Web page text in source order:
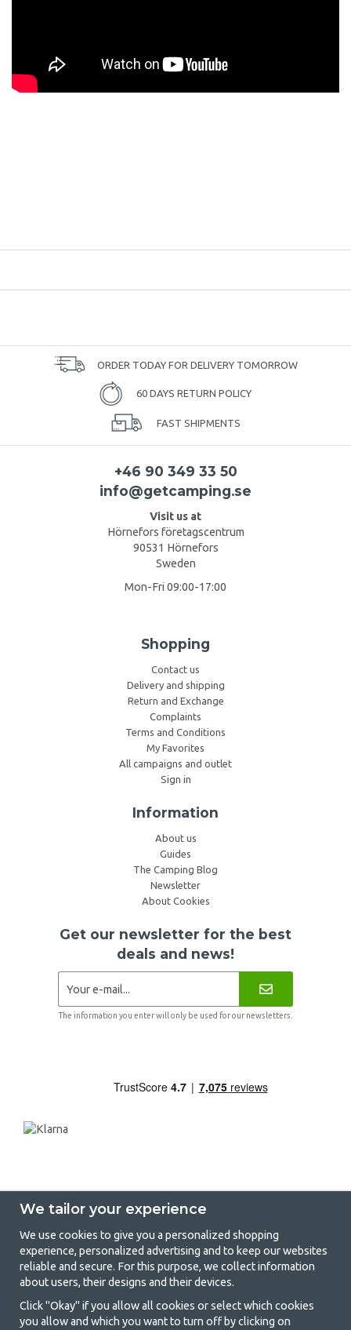
ORDER TODAY FOR DELIVERY TOMORROW
60 DAYS RETURN POLICY
FAST SHIPMENTS
+46 90 349 33 50
info@getcamping.se
Visit us at
Hörnefors företagscentrum
90531 Hörnefors
Sweden
Mon-Fri 09:00-17:00
Shopping
Contact us
Delivery and shipping
Return and Exchange
Complaints
Terms and Conditions
My Favorites
All campaigns and outlet
Sign in
Information
About us
Guides
The Camping Blog
Newsletter
About Cookies
Get our newsletter for the best
deals and news!
The information you enter will only be used for our newsletters.
GetCamping - Your shop for camping
and outdoor life
Camping can be either a lifestyle or a way of gathering the family for a
We tailor your experience
We use cookies to give you a personalized shopping
experience, personalized advertising and to keep our websites
reliable and secure. For this purpose, we collect information
about users, their designs and their devices.
Click "Okay" if you allow all cookies or select which cookies
you allow and which you want to turn off by clicking on